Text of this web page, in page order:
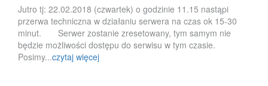
Jutro tj: 22.02.2018 (czwartek) o godzinie 11.15 nastąpi
przerwa techniczna w działaniu serwera na czas ok 15-30
minut. Serwer zostanie zresetowany, tym samym nie
będzie możliwości dostępu do serwisu w tym czasie.
Posimy...czytaj więcej